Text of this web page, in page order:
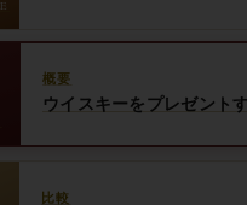
概要
ウイスキーをプレゼント
比較